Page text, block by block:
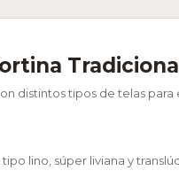
Tradicional
distintos tipos de telas para
tipo lino, súper liviana y